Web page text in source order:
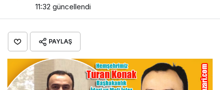
11:32 güncellendi
PAYLAŞ